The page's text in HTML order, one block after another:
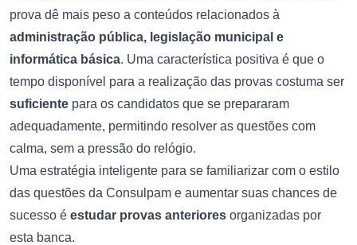
prova dê mais peso a conteúdos relacionados à
administração pública, legislação municipal e
informática básica. Uma característica positiva é que o
tempo disponível para a realização das provas costuma ser
suficiente para os candidatos que se prepararam
adequadamente, permitindo resolver as questões com
calma, sem a pressão do relógio.
Uma estratégia inteligente para se familiarizar com o estilo
das questões da Consulpam e aumentar suas chances de
sucesso é estudar provas anteriores organizadas por
esta banca.